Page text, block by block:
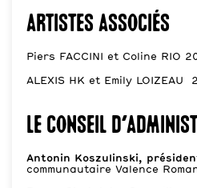
Artistes associés
Piers FACCINI et Coline RIO
ALEXIS HK et Emily LOIZEAU
Le conseil
Antonin Koszulinski,
communautaire Valence